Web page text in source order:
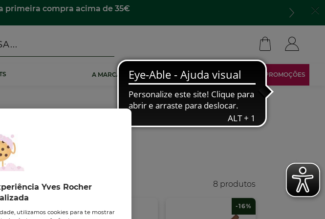
verãopara te acompanhar para todo lado​
A MARCA TORNA-TE AFILIADO ÁREA RESERVADA PROMOÇÕES
8 produtos
-16%
Yves Rocher
utilizamos cookies para te mostrar